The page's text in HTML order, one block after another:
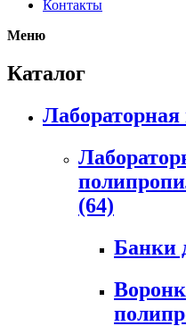
Контакты
Меню
Каталог
Лабораторная
(64)
Банки